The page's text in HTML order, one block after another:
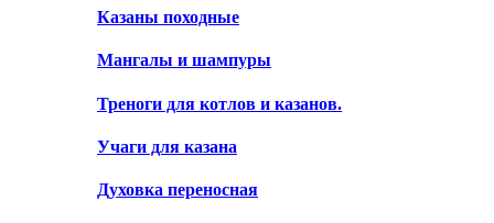
Казаны походные
Мангалы и шампуры
Треноги для котлов и казанов.
Учаги для казана
Духовка переносная